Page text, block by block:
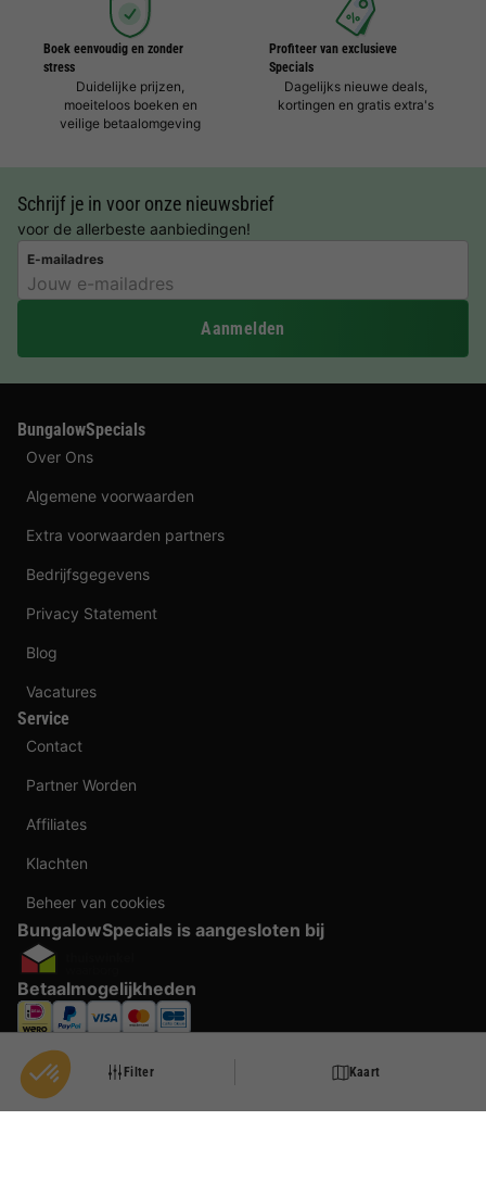
Filter Kaart
Boek eenvoudig en zonder
stress
Duidelijke prijzen,
moeiteloos boeken en
veilige betaalomgeving
Profiteer van exclusieve
Specials
Dagelijks nieuwe deals,
kortingen en gratis extra's
Schrijf je in voor onze nieuwsbrief
voor de allerbeste aanbiedingen!
E-mailadres
Aanmelden
BungalowSpecials
Over Ons
Algemene voorwaarden
Extra voorwaarden partners
Bedrijfsgegevens
Privacy Statement
Blog
Vacatures
Service
Contact
Partner Worden
Affiliates
Klachten
Beheer van cookies
BungalowSpecials is aangesloten bij
Betaalmogelijkheden